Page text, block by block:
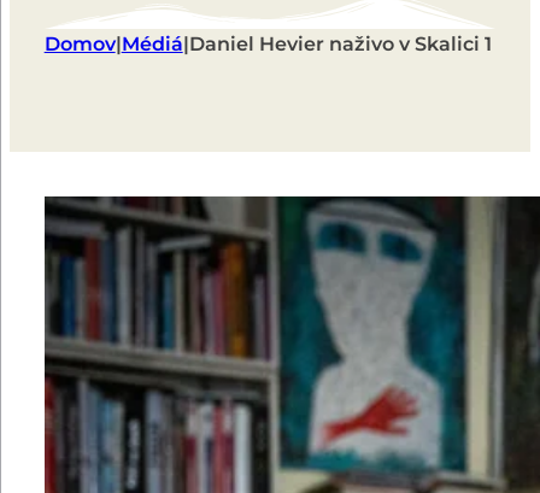
Domov|Médiá|Daniel Hevier naživo v Skalici 1